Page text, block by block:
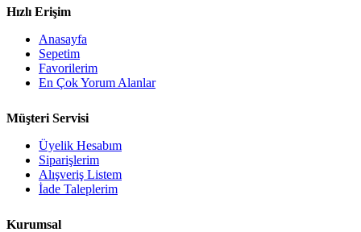
Hızlı Erişim
Anasayfa
Sepetim
Favorilerim
En Çok Yorum Alanlar
Müşteri Servisi
Üyelik Hesabım
Siparişlerim
Alışveriş Listem
İade Taleplerim
Kurumsal